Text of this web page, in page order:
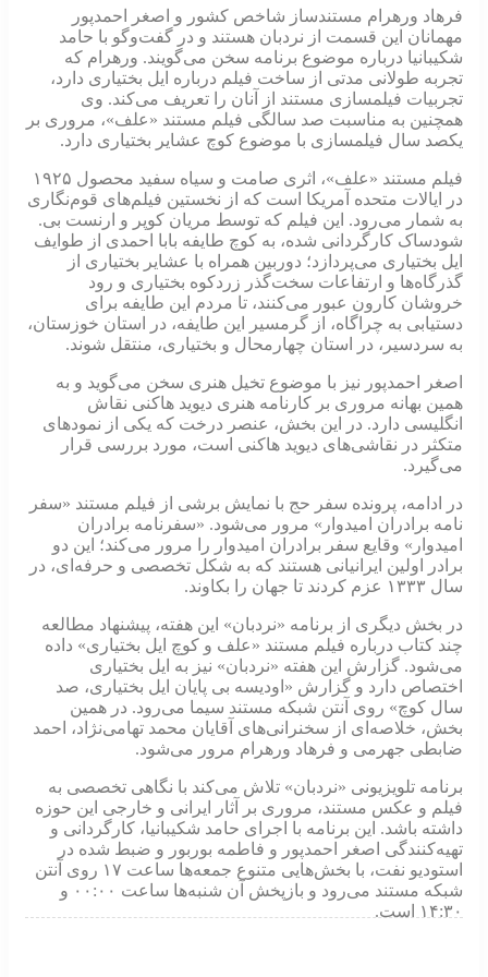
فرهاد ورهرام مستندساز شاخص کشور و اصغر احمدپور
مهمانان این قسمت از نردبان هستند و در گفت‌وگو با حامد
شکیبانیا درباره موضوع برنامه سخن می‌گویند. ورهرام که
تجربه طولانی مدتی از ساخت فیلم درباره ایل بختیاری دارد،
تجربیات فیلمسازی مستند از آنان را تعریف می‌کند. وی
همچنین به مناسبت صد سالگی فیلم مستند «علف»، مروری بر
یکصد سال فیلمسازی با موضوع کوچ عشایر بختیاری دارد.
فیلم مستند «علف»، اثری صامت و سیاه‌ سفید محصول ۱۹۲۵
در ایالات متحده آمریکا است که از نخستین فیلم‌های قوم‌نگاری
به‌ شمار می‌رود. این فیلم که توسط مریان کوپر و ارنست بی.
شودساک کارگردانی شده، به کوچ طایفه بابا احمدی از طوایف
ایل بختیاری می‌پردازد؛ دوربین همراه با عشایر بختیاری از
گذرگاه‌ها و ارتفاعات سخت‌گذر زردکوه بختیاری و رود
خروشان کارون عبور می‌کنند، تا مردم این طایفه برای
دستیابی به چراگاه، از گرمسیر این طایفه، در استان خوزستان،
به سردسیر، در استان چهارمحال و بختیاری، منتقل شوند.
اصغر احمدپور نیز با موضوع تخیل هنری سخن می‌گوید و به
همین بهانه مروری بر کارنامه هنری دیوید هاکنی نقاش
انگلیسی دارد. در این بخش، عنصر درخت که یکی از نمودهای
متکثر در نقاشی‌های دیوید هاکنی است، مورد بررسی قرار
می‌گیرد.
در ادامه، پرونده سفر حج با نمایش برشی از فیلم مستند «سفر
نامه برادران امیدوار» مرور می‌شود. «سفرنامه برادران
امیدوار» وقایع سفر برادران امیدوار را مرور می‌کند؛ این دو
برادر اولین ایرانیانی هستند که به شکل تخصصی و حرفه‌ای، در
سال ۱۳۳۳ عزم کردند تا جهان را بکاوند.
در بخش دیگری از برنامه «نردبان» این هفته، پیشنهاد مطالعه
چند کتاب درباره فیلم مستند «علف و کوچ ایل بختیاری» داده
می‌شود. گزارش این هفته «نردبان» نیز به ایل بختیاری
اختصاص دارد و گزارش «اودیسه بی پایان ایل بختیاری، صد
سال کوچ» روی آنتن شبکه مستند سیما می‌رود. در همین
بخش، خلاصه‌ای از سخنرانی‌های آقایان محمد تهامی‌نژاد، احمد
ضابطی جهرمی و فرهاد ورهرام مرور می‌شود.
برنامه تلویزیونی «نردبان» تلاش می‌کند با نگاهی تخصصی به
فیلم و عکس مستند، مروری بر آثار ایرانی و خارجی این حوزه
داشته باشد. این برنامه با اجرای حامد شکیبانیا، کارگردانی و
تهیه‌کنندگی اصغر احمدپور و فاطمه بوربور و ضبط شده در
استودیو نفت، با بخش‌هایی متنوع جمعه‌ها ساعت ۱۷ روی آنتن
شبکه مستند می‌رود و بازپخش آن شنبه‌ها ساعت ۰۰:۰۰ و
۱۴:۳۰ است.